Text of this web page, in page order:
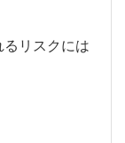
リスクには